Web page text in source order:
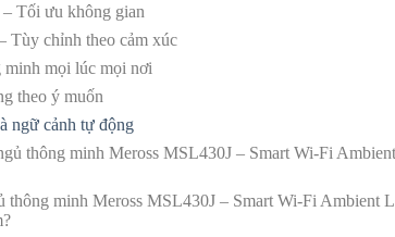
Tối ưu không gian
Tùy chỉnh theo cảm xúc
mọi lúc mọi nơi
theo ý muốn
ngữ cảnh tự động
thông minh Meross MSL430J – Smart Wi-Fi
thông minh Meross MSL430J – Smart Wi-Fi